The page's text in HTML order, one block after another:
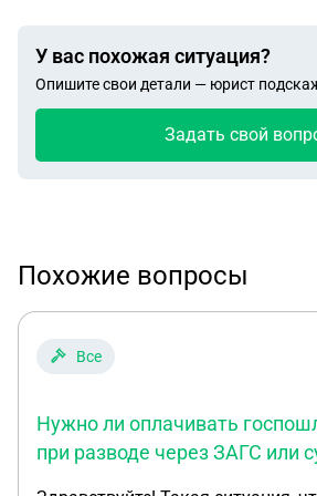
У вас похожая ситуация?
Опишите свои детали — юрист
Задать свой
Похожие вопросы
Все
Нужно ли оплачивать
при разводе через ЗАГС или